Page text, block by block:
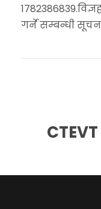
गर्ने सम्बन्धी